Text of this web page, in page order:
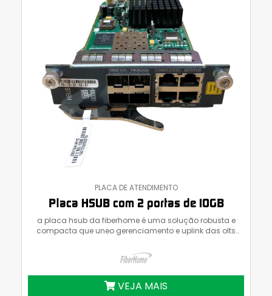
PLACA DE ATENDIMENTO
Placa HSUB com 2 portas de 10GB
a placa hsub da fiberhome é uma solução robusta e
compacta que uneo gerenciamento e uplink das olts
VEJA MAIS